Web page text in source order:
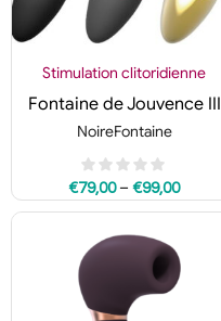
Stimulation clitoridienne
Fontaine de Jouvence III
NoireFontaine
€79,00– €99,00